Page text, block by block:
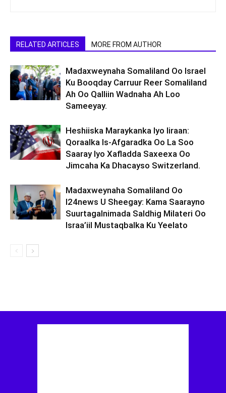
RELATED ARTICLES MORE FROM AUTHOR
Madaxweynaha Somaliland Oo Israel
Ku Booqday Carruur Reer Somaliland
Ah Oo Qalliin Wadnaha Ah Loo
Sameeyay.
Heshiiska Maraykanka Iyo Iiraan:
Qoraalka Is-Afgaradka Oo La Soo
Saaray Iyo Xafladda Saxeexa Oo
Jimcaha Ka Dhacayso Switzerland.
Madaxweynaha Somaliland Oo
I24news U Sheegay: Kama Saarayno
Suurtagalnimada Saldhig Milateri Oo
Israa’iil Mustaqbalka Ku Yeelato